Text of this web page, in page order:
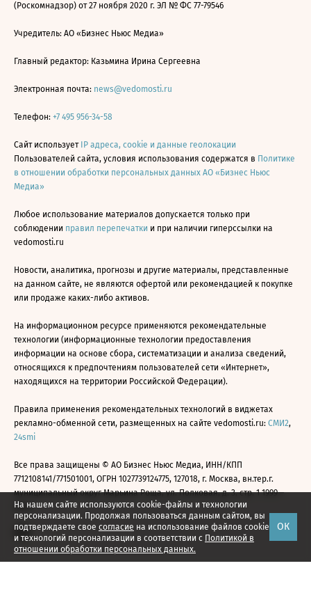
На нашем сайте используются cookie-файлы и технологии
персонализации. Продолжая пользоваться данным сайтом, вы
подтверждаете свое согласие на использование файлов cookie
и технологий персонализации в соответствии с Политикой в
отношении обработки персональных данных.
ОК
(Роскомнадзор) от 27 ноября 2020 г. ЭЛ № ФС 77-79546
Учредитель: АО «Бизнес Ньюс Медиа»
Главный редактор: Казьмина Ирина Сергеевна
Электронная почта: news@vedomosti.ru
Телефон: +7 495 956-34-58
Сайт использует IP адреса, cookie и данные геолокации
Пользователей сайта, условия использования содержатся в Политике
в отношении обработки персональных данных АО «Бизнес Ньюс
Медиа»
Любое использование материалов допускается только при
соблюдении правил перепечатки и при наличии гиперссылки на
vedomosti.ru
Новости, аналитика, прогнозы и другие материалы, представленные
на данном сайте, не являются офертой или рекомендацией к покупке
или продаже каких-либо активов.
На информационном ресурсе применяются рекомендательные
технологии (информационные технологии предоставления
информации на основе сбора, систематизации и анализа сведений,
относящихся к предпочтениям пользователей сети «Интернет»,
находящихся на территории Российской Федерации).
Правила применения рекомендательных технологий в виджетах
рекламно-обменной сети, размещенных на сайте vedomosti.ru: СМИ2,
24smi
Все права защищены © АО Бизнес Ньюс Медиа, ИНН/КПП
7712108141/771501001, ОГРН 1027739124775, 127018, г. Москва, вн.тер.г.
муниципальный округ Марьина Роща, ул. Полковая, д. 3, стр. 1 1999—
2026